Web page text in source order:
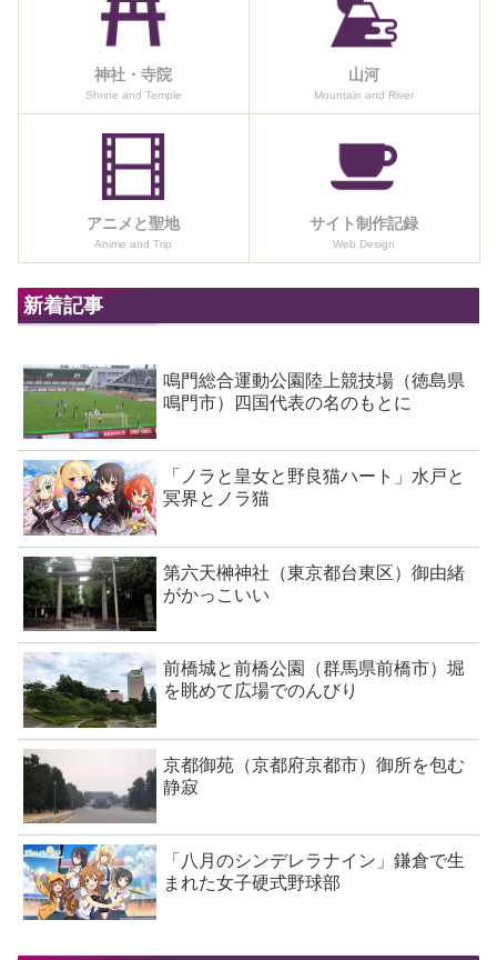
神社・寺院
Shrine and Temple
山河
Mountain and River
アニメと聖地
Anime and Trip
サイト制作記録
Web Design
新着記事
鳴門総合運動公園陸上競技場（徳島県
鳴門市）四国代表の名のもとに
「ノラと皇女と野良猫ハート」水戸と
冥界とノラ猫
第六天榊神社（東京都台東区）御由緒
がかっこいい
前橋城と前橋公園（群馬県前橋市）堀
を眺めて広場でのんびり
京都御苑（京都府京都市）御所を包む
静寂
「八月のシンデレラナイン」鎌倉で生
まれた女子硬式野球部